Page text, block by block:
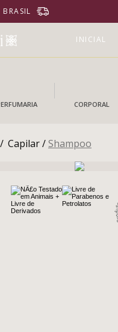
INICIAL
CORPORAL
Capilar / Shampoo